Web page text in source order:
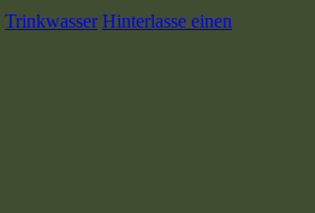
Trinkwasser Hinterlasse einen